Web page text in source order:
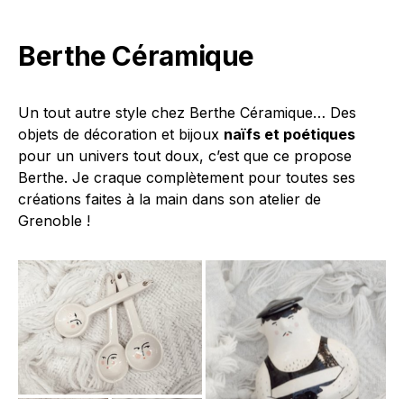
Berthe Céramique
Un tout autre style chez Berthe Céramique… Des
objets de décoration et bijoux naïfs et poétiques
pour un univers tout doux, c’est que ce propose
Berthe. Je craque complètement pour toutes ses
créations faites à la main dans son atelier de
Grenoble !